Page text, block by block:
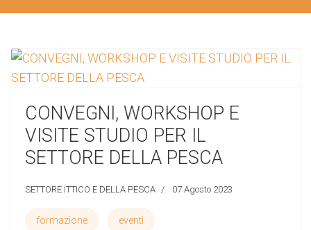
CONVEGNI, WORKSHOP E
VISITE STUDIO PER IL
SETTORE DELLA PESCA
SETTORE ITTICO E DELLA PESCA 07 Agosto 2023
formazione eventi